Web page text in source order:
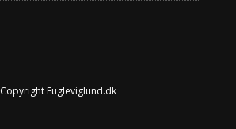
Copyright Fugleviglund.dk